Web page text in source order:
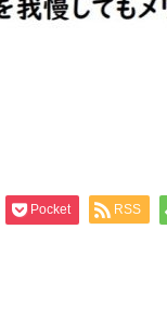
Pocket RSS